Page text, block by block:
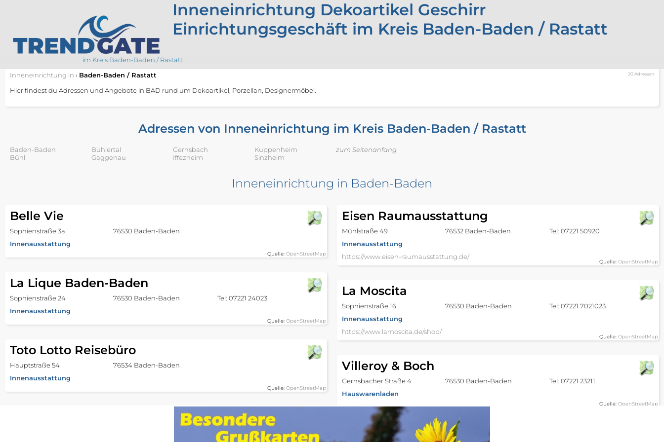
im Kreis Baden-Baden / Rastatt
20 Adressen
Inneneinrichtung in › Baden-Baden / Rastatt
Inneneinrichtung Dekoartikel Geschirr
Einrichtungsgeschäft im Kreis Baden-Baden / Rastatt
Hier findest du Adressen und Angebote in BAD rund um Dekoartikel, Porzellan, Designermöbel.
Adressen von Inneneinrichtung im Kreis Baden-Baden / Rastatt
Baden-Baden
Bühl
Bühlertal
Gaggenau
Gernsbach
Iffezheim
Kuppenheim
Sinzheim
zum Seitenanfang
Inneneinrichtung in Baden-Baden
Belle Vie
Sophienstraße 3a
76530 Baden-Baden
Innenausstattung
Quelle:OpenStreetMap
La Lique Baden-Baden
Sophienstraße 24 76530 Baden-Baden
Tel: 07221 24023
Innenausstattung
Quelle:OpenStreetMap
Toto Lotto Reisebüro
Hauptstraße 54
76534 Baden-Baden
Innenausstattung
Quelle:OpenStreetMap
Eisen Raumausstattung
Mühlstraße 49 76532 Baden-Baden
Tel: 07221 50920
Innenausstattung
https://www.eisen-raumausstattung.de/
Quelle: OpenStreetMap
La Moscita
Sophienstraße 16 76530 Baden-Baden
Tel: 07221 7021023
Innenausstattung
https://www.lamoscita.de/shop/
Quelle: OpenStreetMap
Villeroy & Boch
Gernsbacher Straße 4 76530 Baden-Baden
Tel: 07221 23211
Hauswarenladen
Quelle: OpenStreetMap